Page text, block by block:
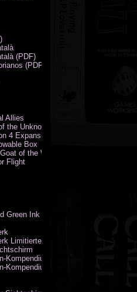
(PDF)
(PDF)
Allies
the Unknown
4 Expansion
Box
of the Woods
Flight
Green Ink
Limitierte Edition
Kompendium
Limitierte Edition